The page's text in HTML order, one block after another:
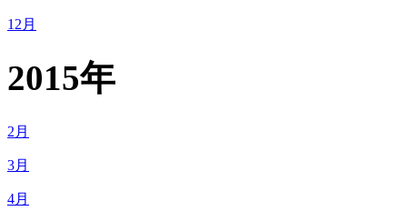
12月
2015年
2月
3月
4月